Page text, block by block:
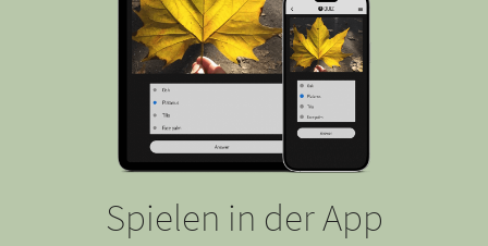
Spielen in der App